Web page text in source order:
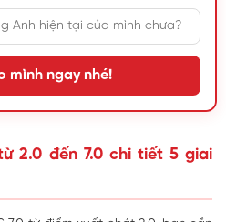
mình ngay nhé!
2.0 đến 7.0 chi tiết 5 giai